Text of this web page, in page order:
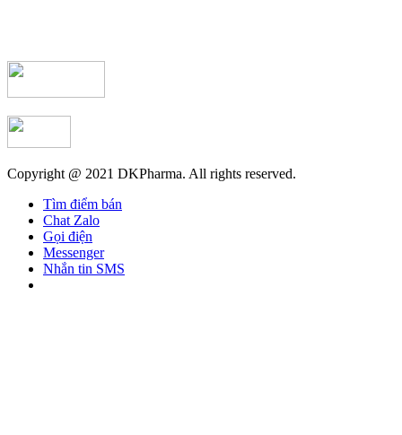
Copyright @ 2021 DKPharma. All rights reserved.
Tìm điểm bán
Chat Zalo
Gọi điện
Messenger
Nhắn tin SMS